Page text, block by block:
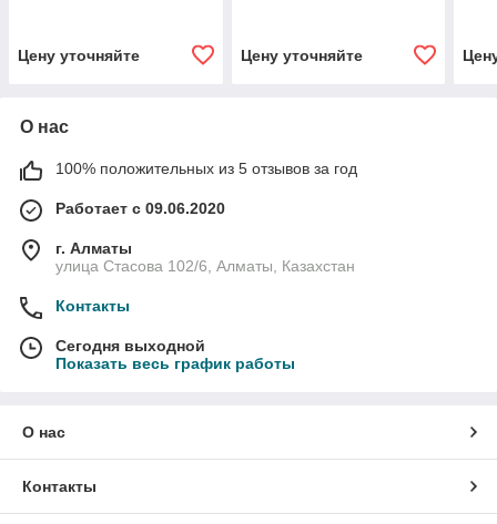
Цену уточняйте
Цену уточняйте
О нас
100% положительных из 5 отзывов за год
Работает с 09.06.2020
г. Алматы
улица Стасова 102/6, Алматы, Казахстан
Контакты
Сегодня выходной
Показать весь график работы
О нас
Контакты